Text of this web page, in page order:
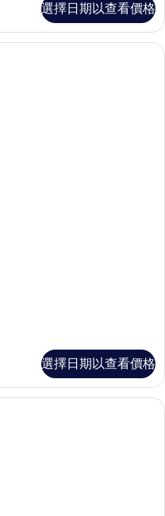
選擇日期以查看價格
選擇日期以查看價格